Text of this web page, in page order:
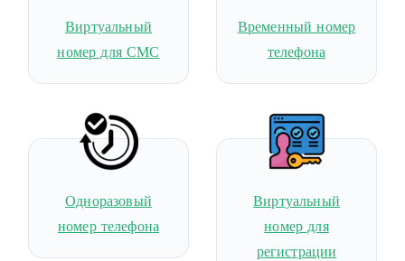
Виртуальный
номер для СМС
Временный номер
телефона
Одноразовый
номер телефона
Виртуальный
номер для
регистрации